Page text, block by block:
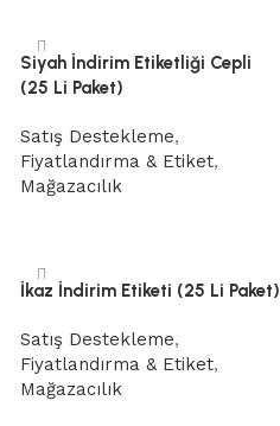
Siyah İndirim Etiketliği Cepli
(25 Li Paket)
Satış Destekleme,
Fiyatlandırma & Etiket,
Mağazacılık
İkaz İndirim Etiketi (25 Li Paket)
Satış Destekleme,
Fiyatlandırma & Etiket,
Mağazacılık